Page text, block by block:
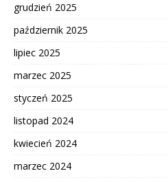
grudzień 2025
październik 2025
lipiec 2025
marzec 2025
styczeń 2025
listopad 2024
kwiecień 2024
marzec 2024